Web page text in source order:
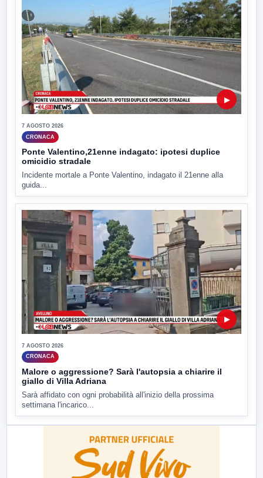
▶
7 AGOSTO 2026
CRONACA
Ponte Valentino,21enne indagato: ipotesi duplice
omicidio stradale
Incidente mortale a Ponte Valentino, indagato il 21enne alla
guida...
▶
7 AGOSTO 2026
CRONACA
Malore o aggressione? Sarà l'autopsia a chiarire il
giallo di Villa Adriana
Sarà affidato con ogni probabilità all'inizio della prossima
settimana l'incarico...